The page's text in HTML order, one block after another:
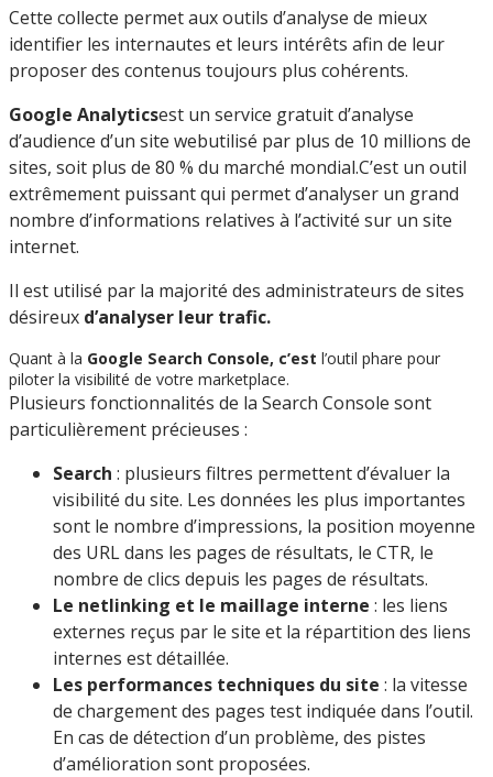
Cette collecte permet aux outils d’analyse de mieux
identifier les internautes et leurs intérêts afin de leur
proposer des contenus toujours plus cohérents.
Google Analyticsest un service gratuit d’analyse
d’audience d’un site webutilisé par plus de 10 millions de
sites, soit plus de 80 % du marché mondial.C’est un outil
extrêmement puissant qui permet d’analyser un grand
nombre d’informations relatives à l’activité sur un site
internet.
Il est utilisé par la majorité des administrateurs de sites
désireux d’analyser leur trafic.
Quant à la Google Search Console, c’est l’outil phare pour
piloter la visibilité de votre marketplace.
Plusieurs fonctionnalités de la Search Console sont
particulièrement précieuses :
Search : plusieurs filtres permettent d’évaluer la
visibilité du site. Les données les plus importantes
sont le nombre d’impressions, la position moyenne
des URL dans les pages de résultats, le CTR, le
nombre de clics depuis les pages de résultats.
Le netlinking et le maillage interne : les liens
externes reçus par le site et la répartition des liens
internes est détaillée.
Les performances techniques du site : la vitesse
de chargement des pages test indiquée dans l’outil.
En cas de détection d’un problème, des pistes
d’amélioration sont proposées.